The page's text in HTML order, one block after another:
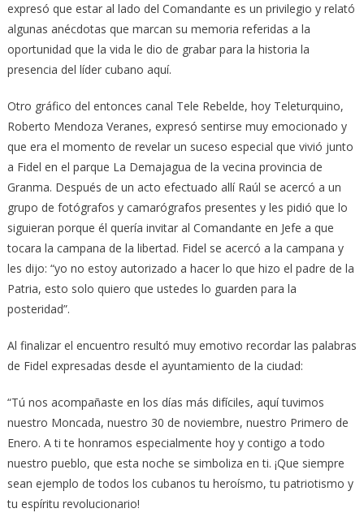
expresó que estar al lado del Comandante es un privilegio y relató
algunas anécdotas que marcan su memoria referidas a la
oportunidad que la vida le dio de grabar para la historia la
presencia del líder cubano aquí.
Otro gráfico del entonces canal Tele Rebelde, hoy Teleturquino,
Roberto Mendoza Veranes, expresó sentirse muy emocionado y
que era el momento de revelar un suceso especial que vivió junto
a Fidel en el parque La Demajagua de la vecina provincia de
Granma. Después de un acto efectuado allí Raúl se acercó a un
grupo de fotógrafos y camarógrafos presentes y les pidió que lo
siguieran porque él quería invitar al Comandante en Jefe a que
tocara la campana de la libertad. Fidel se acercó a la campana y
les dijo: “yo no estoy autorizado a hacer lo que hizo el padre de la
Patria, esto solo quiero que ustedes lo guarden para la
posteridad”.
Al finalizar el encuentro resultó muy emotivo recordar las palabras
de Fidel expresadas desde el ayuntamiento de la ciudad:
“Tú nos acompañaste en los días más difíciles, aquí tuvimos
nuestro Moncada, nuestro 30 de noviembre, nuestro Primero de
Enero. A ti te honramos especialmente hoy y contigo a todo
nuestro pueblo, que esta noche se simboliza en ti. ¡Que siempre
sean ejemplo de todos los cubanos tu heroísmo, tu patriotismo y
tu espíritu revolucionario!